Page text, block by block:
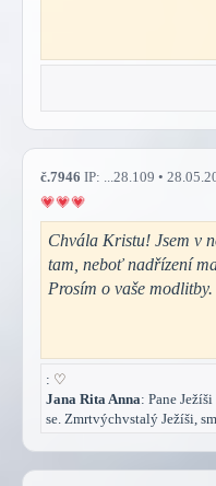
č.7946 IP: ...28.109 •
Chvála Kristu! Jsem v
tam, neboť nadřízení
Prosím o vaše
: ♡
Jana Rita Anna: Pane
se. Zmrtvýchvstalý Ježíši,